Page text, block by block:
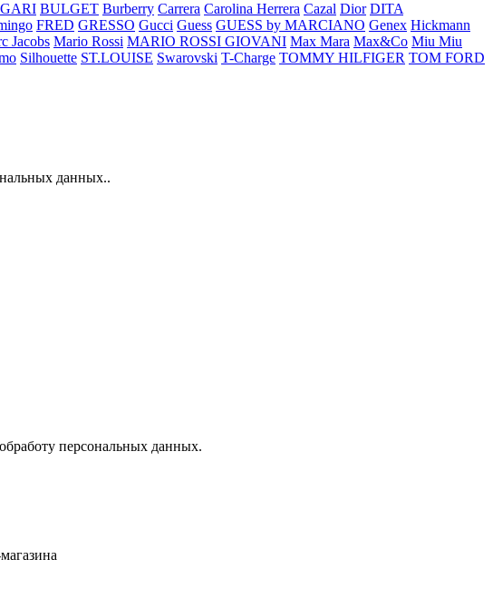
BULGET Burberry Carrera Carolina Herrera Cazal Dior DITA
FRED GRESSO Gucci Guess GUESS by MARCIANO Genex Hickmann
Jacobs Mario Rossi MARIO ROSSI GIOVANI Max Mara Max&Co Miu Miu
Silhouette ST.LOUISE Swarovski T-Charge TOMMY HILFIGER TOM FORD
данных..
персональных данных.